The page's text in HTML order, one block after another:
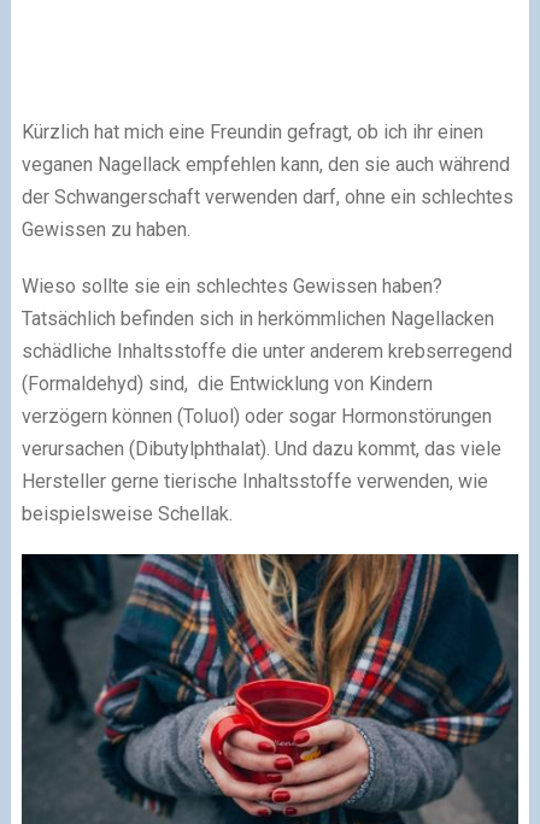
Kürzlich hat mich eine Freundin gefragt, ob ich ihr einen
veganen Nagellack empfehlen kann, den sie auch während
der Schwangerschaft verwenden darf, ohne ein schlechtes
Gewissen zu haben.
Wieso sollte sie ein schlechtes Gewissen haben?
Tatsächlich befinden sich in herkömmlichen Nagellacken
schädliche Inhaltsstoffe die unter anderem krebserregend
(Formaldehyd) sind, die Entwicklung von Kindern
verzögern können (Toluol) oder sogar Hormonstörungen
verursachen (Dibutylphthalat). Und dazu kommt, das viele
Hersteller gerne tierische Inhaltsstoffe verwenden, wie
beispielsweise Schellak.